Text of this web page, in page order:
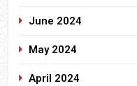
June 2024
May 2024
April 2024